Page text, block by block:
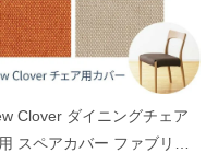
Clover ダイニングチェア
スペアカバー ファブリッ